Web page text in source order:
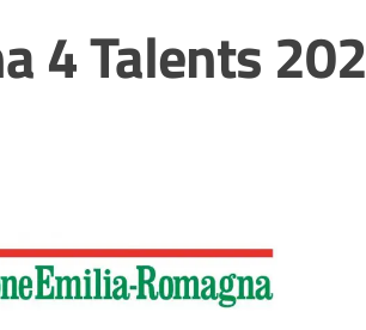
4 Talents